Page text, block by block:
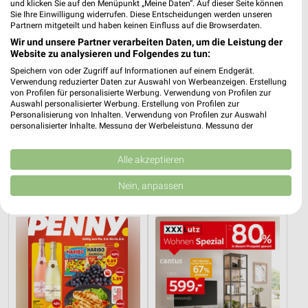
Gültig bis Sa. 08.08.
Angebote ab 01.08.
Noch morgen gültig
und klicken Sie auf den Menüpunkt „Meine Daten“. Auf dieser Seite können
Sie Ihre Einwilligung widerrufen. Diese Entscheidungen werden unseren
Partnern mitgeteilt und haben keinen Einfluss auf die Browserdaten.
Wir und unsere Partner verarbeiten Daten, um die Leistung der
Website zu analysieren und Folgendes zu tun:
Speichern von oder Zugriff auf Informationen auf einem Endgerät.
Verwendung reduzierter Daten zur Auswahl von Werbeanzeigen. Erstellung
von Profilen für personalisierte Werbung. Verwendung von Profilen zur
Auswahl personalisierter Werbung. Erstellung von Profilen zur
Personalisierung von Inhalten. Verwendung von Profilen zur Auswahl
personalisierter Inhalte. Messung der Werbeleistung. Messung der
Kombinationen von Daten aus verschiedenen Quellen. Entwicklung und
Verbesserung der Angebote. Verwendung reduzierter Daten zur Auswahl
von Inhalten.
Daten können außerhalb der Europäischen Union weitergegeben und in die
USA gesendet werden.
Website/App.
Partnerliste anzeigen (1 IAB-Anbieter)
Wir nutzen Ihre Daten für folgende Zwecke:
IAB-Verarbeitungszwecke:
Speichern von oder Zugriff auf Informationen
auf einem Endgerät
Alle akzeptieren
Nein, anpassen